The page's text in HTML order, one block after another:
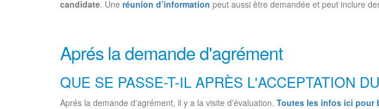
candidate. Une réunion d’information peut aussi être demandée et peut inclure
Aprés la demande d'agrément
QUE SE PASSE-T-IL APRÈS L'ACCEPTATION
Aprés la demande d'agrément, il y a la visite d'évaluation. Toutes les infos ici pour